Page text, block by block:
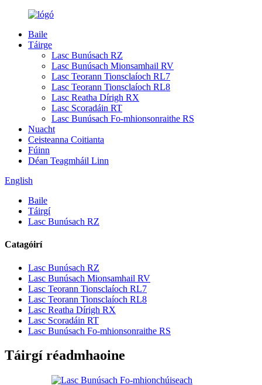
Baile
Táirge
Lasc Bunúsach RZ
Lasc Bunúsach Mionsamhail RV
Lasc Teorann Tionsclaíoch RL7
Lasc Teorann Tionsclaíoch RL8
Lasc Reatha Dírigh RX
Lasc Scoradáin RT
Lasc Bunúsach Fo-mhionsonraithe RS
Nuacht
Ceisteanna Coitianta
Fúinn
Déan Teagmháil Linn
English
Baile
Táirgí
Lasc Bunúsach RZ
Catagóirí
Lasc Bunúsach RZ
Lasc Bunúsach Mionsamhail RV
Lasc Teorann Tionsclaíoch RL7
Lasc Teorann Tionsclaíoch RL8
Lasc Reatha Dírigh RX
Lasc Scoradáin RT
Lasc Bunúsach Fo-mhionsonraithe RS
Táirgí réadmhaoine